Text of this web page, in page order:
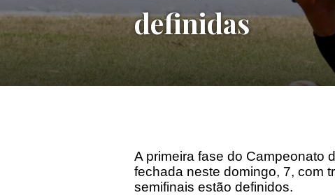
definidas
A primeira fase do Campeonato
fechada neste domingo, 7, com
semifinais estão definidos.